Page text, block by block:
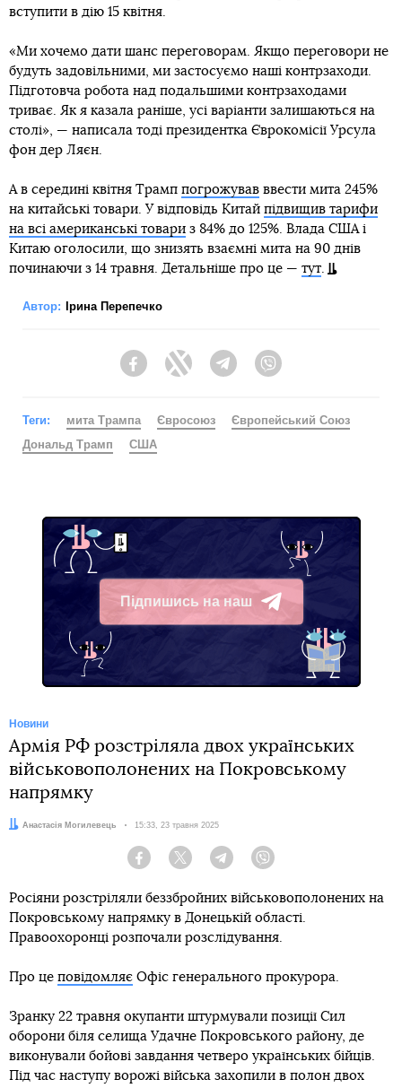
вступити в дію 15 квітня.
«Ми хочемо дати шанс переговорам. Якщо переговори не
будуть задовільними, ми застосуємо наші контрзаходи.
Підготовча робота над подальшими контрзаходами
триває. Як я казала раніше, усі варіанти залишаються на
столі», — написала тоді президентка Єврокомісії Урсула
фон дер Ляєн.
А в середині квітня Трамп погрожував ввести мита 245%
на китайські товари. У відповідь Китай підвищив тарифи
на всі американські товари з 84% до 125%. Влада США і
Китаю оголосили, що знизять взаємні мита на 90 днів
починаючи з 14 травня. Детальніше про це — тут.
Автор: Ірина Перепечко
FacebookTwitter Telegram
Теги: мита Трампа Євросоюз
Європейський Союз
Дональд Трамп
США
Підпишись на наш
Telegram
Новини
Армія РФ розстріляла двох українських
військовополонених на Покровському
напрямку
Автор:
Анастасія Могилевець Дата:
15:33, 23 травня 2025
Facebook Twitter Telegram
Росіяни розстріляли беззбройних військовополонених на
Покровському напрямку в Донецькій області.
Правоохоронці розпочали розслідування.
Про це повідомляє Офіс генерального прокурора.
Зранку 22 травня окупанти штурмували позиції Сил
оборони біля селища Удачне Покровського району, де
виконували бойові завдання четверо українських бійців.
Під час наступу ворожі війська захопили в полон двох